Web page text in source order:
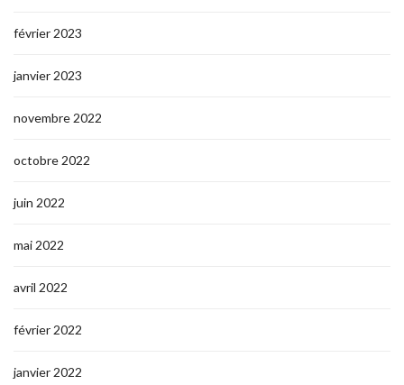
février 2023
janvier 2023
novembre 2022
octobre 2022
juin 2022
mai 2022
avril 2022
février 2022
janvier 2022